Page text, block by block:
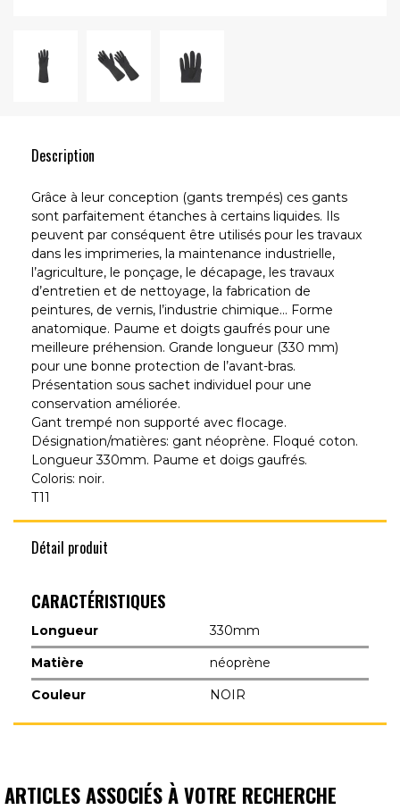
Description
Grâce à leur conception (gants trempés) ces gants
sont parfaitement étanches à certains liquides. Ils
peuvent par conséquent être utilisés pour les travaux
dans les imprimeries, la maintenance industrielle,
l’agriculture, le ponçage, le décapage, les travaux
d’entretien et de nettoyage, la fabrication de
peintures, de vernis, l’industrie chimique... Forme
anatomique. Paume et doigts gaufrés pour une
meilleure préhension. Grande longueur (330 mm)
pour une bonne protection de l’avant-bras.
Présentation sous sachet individuel pour une
conservation améliorée.
Gant trempé non supporté avec flocage.
Désignation/matières: gant néoprène. Floqué coton.
Longueur 330mm. Paume et doigs gaufrés.
Coloris: noir.
T11
Détail produit
CARACTÉRISTIQUES
Longueur
330mm
Matière
néoprène
Couleur
NOIR
ARTICLES ASSOCIÉS À VOTRE RECHERCHE